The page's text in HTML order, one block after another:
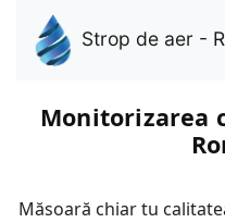
Strop de aer -
Monitorizarea
Măsoară chiar tu